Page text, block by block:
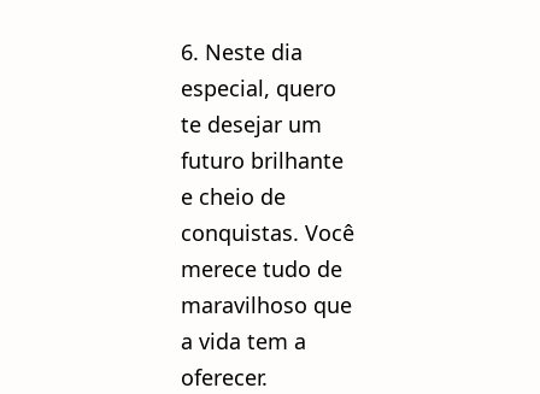
6. Neste dia
especial, quero
te desejar um
futuro brilhante
e cheio de
conquistas. Você
merece tudo de
maravilhoso que
a vida tem a
oferecer.